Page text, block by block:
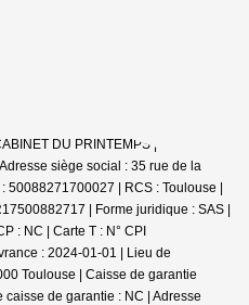
DU PRINTEMPS | Raison
siège social : 35 rue de la
50088271700027 | RCS : Toulouse |
| Forme juridique : SAS |
: NC | Carte T : N° CPI
: 2024-01-01 | Lieu de
Toulouse | Caisse de garantie
caisse de garantie : NC | Adresse